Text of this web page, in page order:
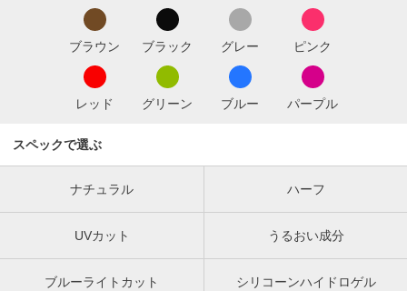
ブラウン ブラック グレー ピンク
レッド グリーン ブルー パープル
スペックで選ぶ
ナチュラル ハーフ
UVカット うるおい成分
ブルーライトカット シリコーンハイドロゲル